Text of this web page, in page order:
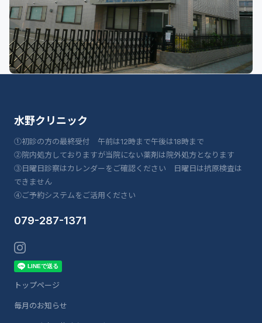
水野クリニック
①初診の方の最終受付 午前は12時まで午後は18時まで
②院内処方しておりますが当院にない薬剤は院外処方となります
③日曜日診察はカレンダーをご確認ください 日曜日は抗原検査は
できません
④ご予約システムをご活用ください
079-287-1371
トップページ
毎月のお知らせ